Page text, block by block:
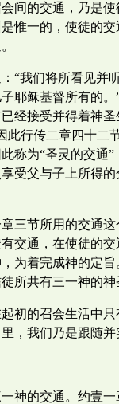
间的交通，乃是
惟一的，使徒的
“我们将所看见并
耶稣基督所有的
经接受并得着神
此行传二章四十
称为“圣灵的交通
受父与子上所得
三节所用的交通
交通，在使徒的
为着完成神的定
所共有三一神的
初的召会生活中
，我们乃是跟随
神的交通。约壹